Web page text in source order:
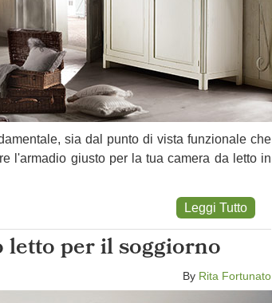
sia dal punto di vista funzionale che
l'armadio giusto per la tua camera da letto in
Leggi Tutto
letto per il soggiorno
By Rita Fortunato